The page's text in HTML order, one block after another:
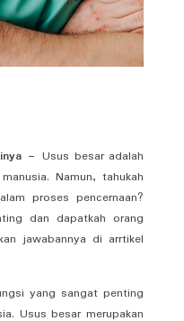
– Usus besar adalah
Namun, tahukah
proses pencernaan?
dan dapatkah orang
jawabannya di arrtikel
yang sangat penting
Usus besar merupakan